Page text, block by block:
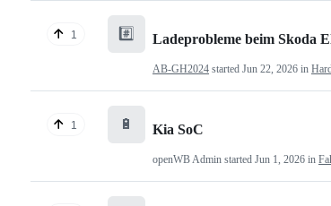
1 #️⃣ Ladeprobleme beim Skoda
AB-GH2024 started Jun 22, 2026 in
1 🔋 Kia SoC
openWB Admin started Jun 1, 2026 in